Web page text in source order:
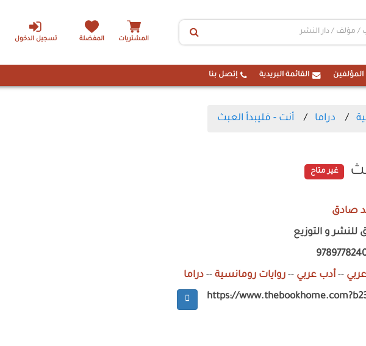
تسجيل الدخول المشتريات المفضلة
المؤلفين القائمة البريدية إتصل بنا
دراما أنت - فليبدأ العبث
غير متاح
صادق
للنشر و التوزيع
-- أدب عربي -- روايات رومانسية -- دراما
https://